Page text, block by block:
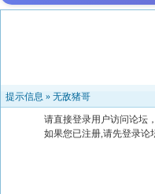
提示信息 » 无敌猪哥
请直接登录用户访问论坛
如果您已注册,请先登录论